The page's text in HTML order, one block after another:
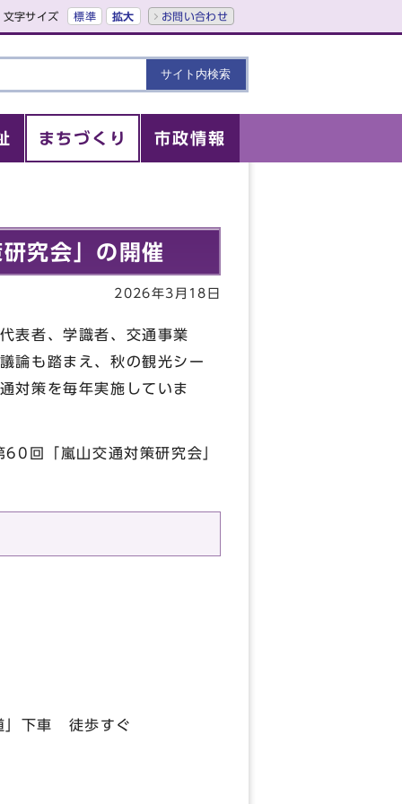
文字サイズ 標準 拡大 お問い合わせ
まちづくり 市政情報
究会」の開催
2026年3月18日
表者、学識者、交通事業
論も踏まえ、秋の観光シー
対策を毎年実施していま
回「嵐山交通対策研究会」
」下車 徒歩すぐ